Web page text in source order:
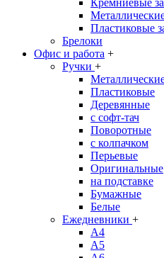
Кремниевые
Пластиковые
Брелоки
Офис и работа +
Ручки +
Пластиковые
Деревянные
с софт-тач
Поворотные
с колпачком
Перьевые
Оригинальные
на подставке
Бумажные
Белые
Ежедневники +
A4
A5